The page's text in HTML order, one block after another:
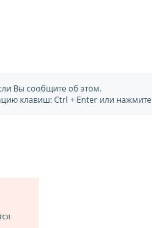
Вы сообщите об этом.
клавиш: Ctrl + Enter или нажмите